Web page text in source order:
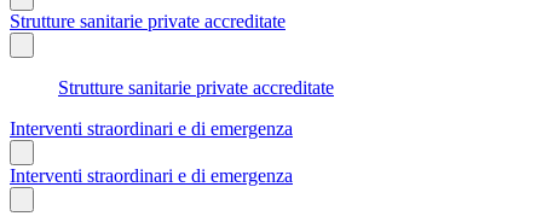
Strutture sanitarie private accreditate
Strutture sanitarie private accreditate
Interventi straordinari e di emergenza
Interventi straordinari e di emergenza